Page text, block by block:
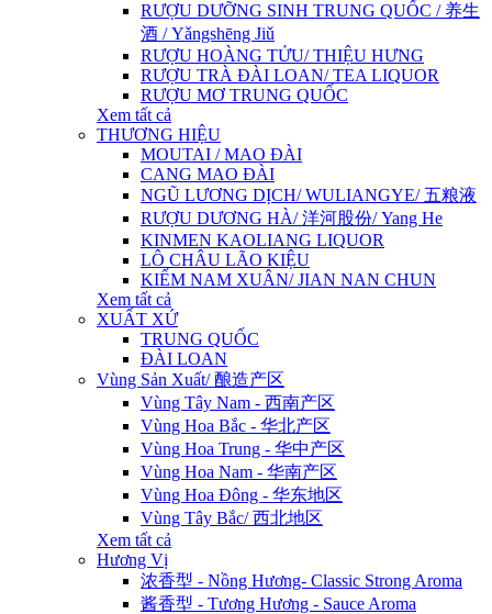
RƯỢU DƯỠNG SINH TRUNG QUỐC / 养生
酒 / Yǎngshēng Jiǔ
RƯỢU HOÀNG TỬU/ THIỆU HƯNG
RƯỢU TRÀ ĐÀI LOAN/ TEA LIQUOR
RƯỢU MƠ TRUNG QUỐC
Xem tất cả
THƯƠNG HIỆU
MOUTAI / MAO ĐÀI
CANG MAO ĐÀI
NGŨ LƯƠNG DỊCH/ WULIANGYE/ 五粮液
RƯỢU DƯƠNG HÀ/ 洋河股份/ Yang He
KINMEN KAOLIANG LIQUOR
LÔ CHÂU LÃO KIỆU
KIẾM NAM XUÂN/ JIAN NAN CHUN
Xem tất cả
XUẤT XỨ
TRUNG QUỐC
ĐÀI LOAN
Vùng Sản Xuất/ 酿造产区
Vùng Tây Nam - 西南产区
Vùng Hoa Bắc - 华北产区
Vùng Hoa Trung - 华中产区
Vùng Hoa Nam - 华南产区
Vùng Hoa Đông - 华东地区
Vùng Tây Bắc/ 西北地区
Xem tất cả
Hương Vị
浓香型 - Nồng Hương- Classic Strong Aroma
酱香型 - Tương Hương - Sauce Aroma